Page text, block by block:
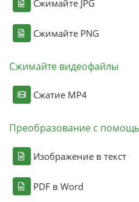
Сжимайте JPG
Сжимайте PNG
Сжимайте видеофайлы
Сжатие MP4
Преобразование с
Изображение в текст
PDF в Word